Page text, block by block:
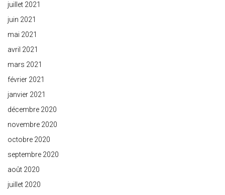
juillet 2021
juin 2021
mai 2021
avril 2021
mars 2021
février 2021
janvier 2021
décembre 2020
novembre 2020
octobre 2020
septembre 2020
août 2020
juillet 2020